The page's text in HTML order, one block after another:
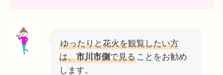
ゆったりと花火を観覧したい方
は、市川市側で見ることをお勧め
します。